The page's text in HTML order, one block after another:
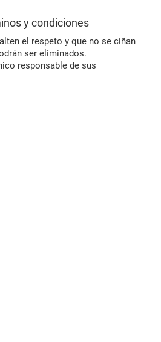
y condiciones
el respeto y que no se ciñan
ser eliminados.
responsable de sus